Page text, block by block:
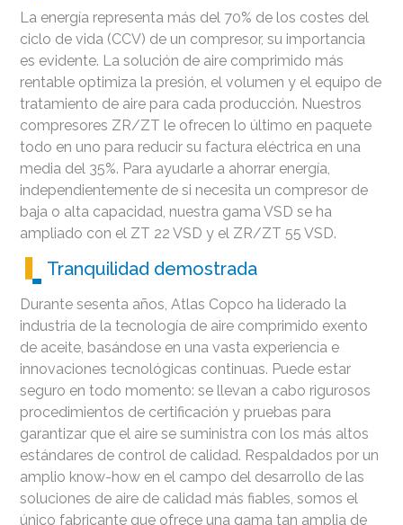
La energía representa más del 70% de los costes del
ciclo de vida (CCV) de un compresor, su importancia
es evidente. La solución de aire comprimido más
rentable optimiza la presión, el volumen y el equipo de
tratamiento de aire para cada producción. Nuestros
compresores ZR/ZT le ofrecen lo último en paquete
todo en uno para reducir su factura eléctrica en una
media del 35%. Para ayudarle a ahorrar energía,
independientemente de si necesita un compresor de
baja o alta capacidad, nuestra gama VSD se ha
ampliado con el ZT 22 VSD y el ZR/ZT 55 VSD.
Tranquilidad demostrada
Durante sesenta años, Atlas Copco ha liderado la
industria de la tecnología de aire comprimido exento
de aceite, basándose en una vasta experiencia e
innovaciones tecnológicas continuas. Puede estar
seguro en todo momento: se llevan a cabo rigurosos
procedimientos de certificación y pruebas para
garantizar que el aire se suministra con los más altos
estándares de control de calidad. Respaldados por un
amplio know-how en el campo del desarrollo de las
soluciones de aire de calidad más fiables, somos el
único fabricante que ofrece una gama tan amplia de